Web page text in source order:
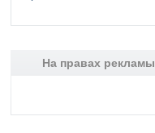
На правах рекламы